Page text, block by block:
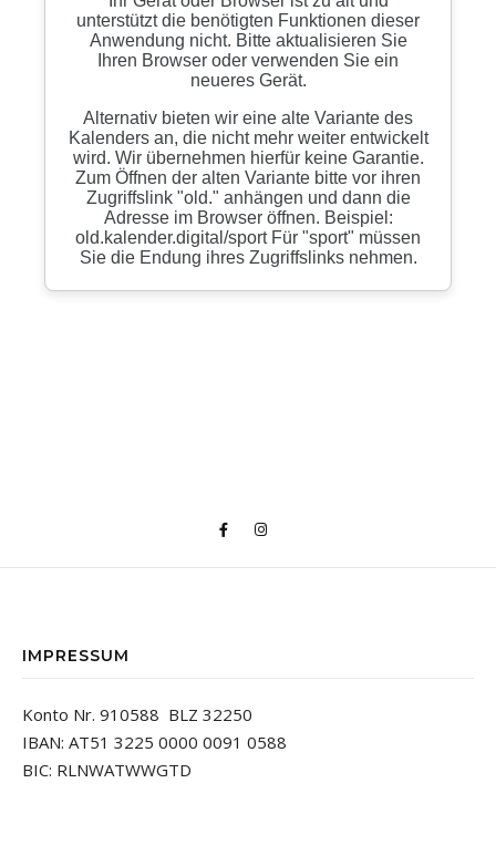
IMPRESSUM
Konto Nr. 910588 BLZ 32250
IBAN: AT51 3225 0000 0091 0588
BIC: RLNWATWWGTD